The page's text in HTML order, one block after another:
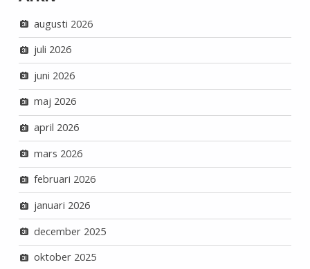
augusti 2026
juli 2026
juni 2026
maj 2026
april 2026
mars 2026
februari 2026
januari 2026
december 2025
oktober 2025